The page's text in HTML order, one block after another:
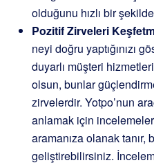
olduğunu hızlı bir
Pozitif Zirveleri
neyi doğru yaptığınızı
duyarlı müşteri
olsun, bunlar
zirvelerdir. Yotpo’nun
anlamak için
aramanıza olanak tanır,
geliştirebilirsiniz.